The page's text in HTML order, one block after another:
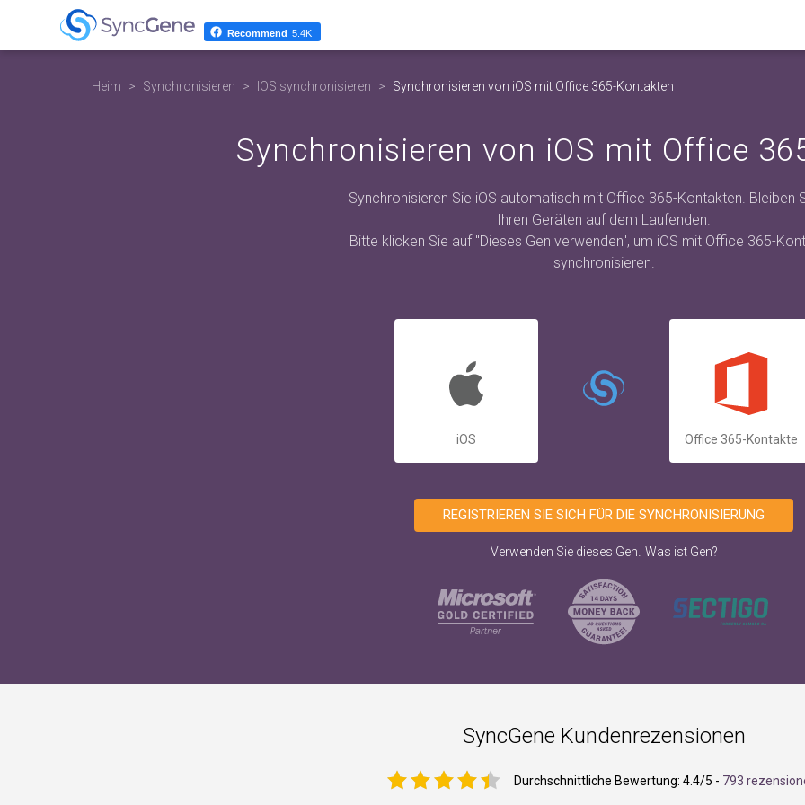
Heim Synchronisieren IOS synchronisieren Synchronisieren von iOS mit Office 365-Kontakten
Synchronisieren von iOS mit Office
Synchronisieren Sie iOS automatisch mit Office 365-Kontakten. Bleiben
Ihren Geräten auf dem Laufenden.
Bitte klicken Sie auf "Dieses Gen verwenden", um iOS mit Office 365-
synchronisieren.
iOS Office 365-Kontakte
REGISTRIEREN SIE SICH FÜR DIE SYNCHRONISIERUNG
Verwenden Sie dieses Gen. Was ist Gen?
SyncGene Kundenrezensionen
Durchschnittliche Bewertung: 4.4/5 - 793
Recommend 5.4K